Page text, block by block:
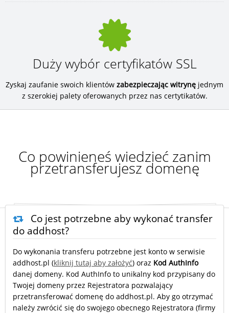
Duży wybór certyfikatów SSL
Zyskaj zaufanie swoich klientów zabezpieczając witrynę jednym
z szerokiej palety oferowanych przez nas certytikatów.
Co powinieneś wiedzieć zanim
przetransferujesz domenę
Co jest potrzebne aby wykonać transfer
do addhost?
Do wykonania transferu potrzebne jest konto w serwisie
addhost.pl (kliknij tutaj aby założyć) oraz Kod AuthInfo
danej domeny. Kod AuthInfo to unikalny kod przypisany do
Twojej domeny przez Rejestratora pozwalający
przetransferować domenę do addhost.pl. Aby go otrzymać
należy zwrócić się do swojego obecnego Rejestratora (firmy